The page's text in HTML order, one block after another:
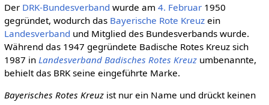
Der DRK-Bundesverband wurde am 4. Februar1950
gegründet, wodurch das Baye­ri­sche Rote Kreuzein
Landesverband und Mitglied des Bundesverbands wurde.
Während das 1947 gegründete Badische Rotes Kreuz sich
1987 in Landesverband Badisches Rotes Kreuzumbenannte,
behielt das BRK seine eingeführte Marke.
Bayerisches Rotes Kreuzist nur ein Name und drückt keinen